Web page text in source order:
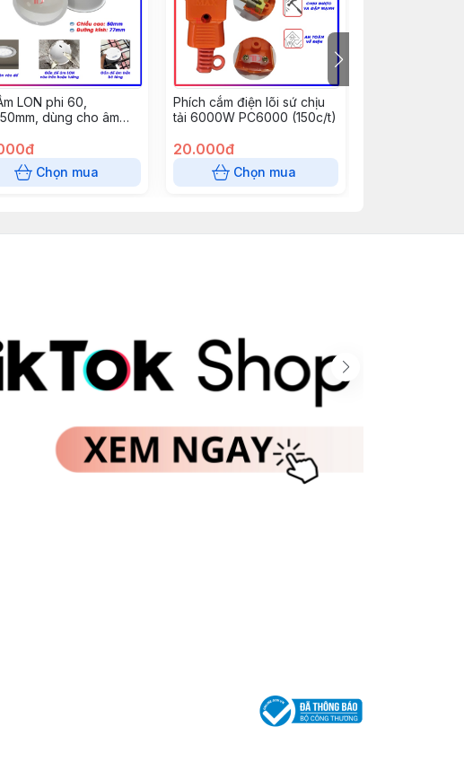
LON phi 60,
dùng cho âm
gói)
Chọn mua
Phích cắm điện lõi sứ chịu
tải 6000W PC6000 (150c/t)
20.000đ
Chọn mua